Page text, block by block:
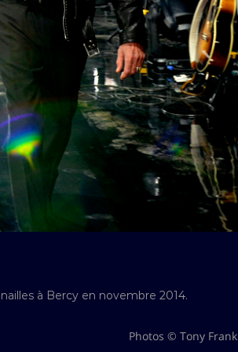
à Bercy en novembre 2014.
Photos © Tony Frank